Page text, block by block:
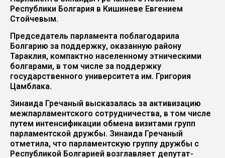
Республики Болгария в Кишиневе Евгением
Стойчевым.
Председатель парламента поблагодарила
Болгарию за поддержку, оказанную району
Тараклия, компактно населенному этническими
болгарами, в том числе за поддержку
государственного университета им. Григория
Цамблака.
Зинаида Гречаный высказалась за активизацию
межпарламентского сотрудничества, в том числе
путем интенсификации обмена визитами групп
парламентской дружбы. Зинаида Гречаный
отметила, что парламентскую группу дружбы с
Республикой Болгарией возглавляет депутат-